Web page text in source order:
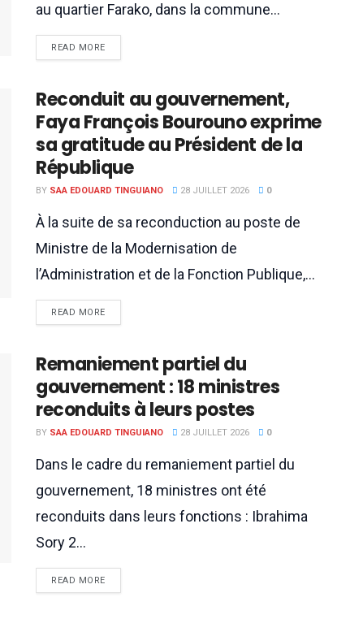
au quartier Farako, dans la commune...
READ MORE
Reconduit au gouvernement,
Faya François Bourouno exprime
sa gratitude au Président de la
République
BY SAA EDOUARD TINGUIANO 28 JUILLET 2026 0
À la suite de sa reconduction au poste de
Ministre de la Modernisation de
l’Administration et de la Fonction Publique,...
READ MORE
Remaniement partiel du
gouvernement : 18 ministres
reconduits à leurs postes
BY SAA EDOUARD TINGUIANO 28 JUILLET 2026 0
Dans le cadre du remaniement partiel du
gouvernement, 18 ministres ont été
reconduits dans leurs fonctions : Ibrahima
Sory 2...
READ MORE